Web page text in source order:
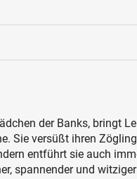
der Banks, bringt
Sie versüßt ihren
entführt sie auch
spannender und